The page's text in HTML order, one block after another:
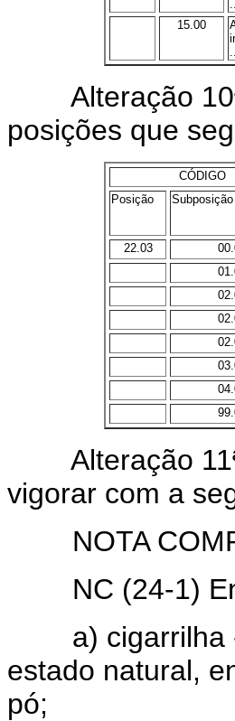
15.00
Alteração 10ª
posições que
CÓDIGO
Posição
22.03
Alteração 11ª
vigorar com a
NOTA
NC (24-1)
a) cigarrilha -
estado natural,
pó;